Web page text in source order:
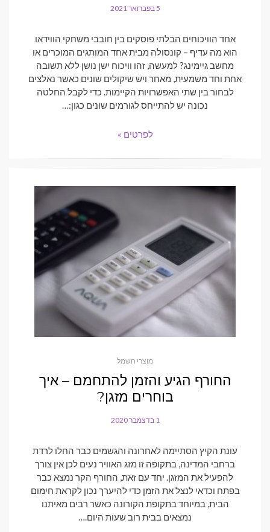
POSTED
5 בפברואר 2021
אחד הוויכוחים הבלתי פוסקים בין חובבי משחקי הווידאו
הוא מה עדיף – קונסולה מבית אחד המותגים המוכרים או
מחשב גיימינג? למעשה, זהו וויכוח ישן נושן ללא תשובה
אחת וחד משמעית, מאחר ויש שיקולים שונים כאשר נאלצים
לבחור בין שתי האפשרויות הקיימות. כדי לקבל החלטה
נכונה יש להתייחס לגורמים שונים כגון:…
לפרטים »
מוצרי חשמל
החורף הגיע והזמן להתחמם – איך
בוחרים מזגן?
POSTED
1 בדצמבר 2020
עונת הקיץ הסתיימה לאחרונה והגשמים כבר החלו לרדת
ברחבי המדינה, בתקופה זו מזג האוויר נעים לכן אין צורך
להפעיל את המזגן. יחד עם זאת, החורף הקר נמצא כבר
בפתח וכדאי לנצל את הזמן כדי להיערך נכון לקראת חימום
הבית, במיוחד בתקופת הקורונה כאשר רבים מאיתנו
נמצאים בבית רוב שעות היום.…